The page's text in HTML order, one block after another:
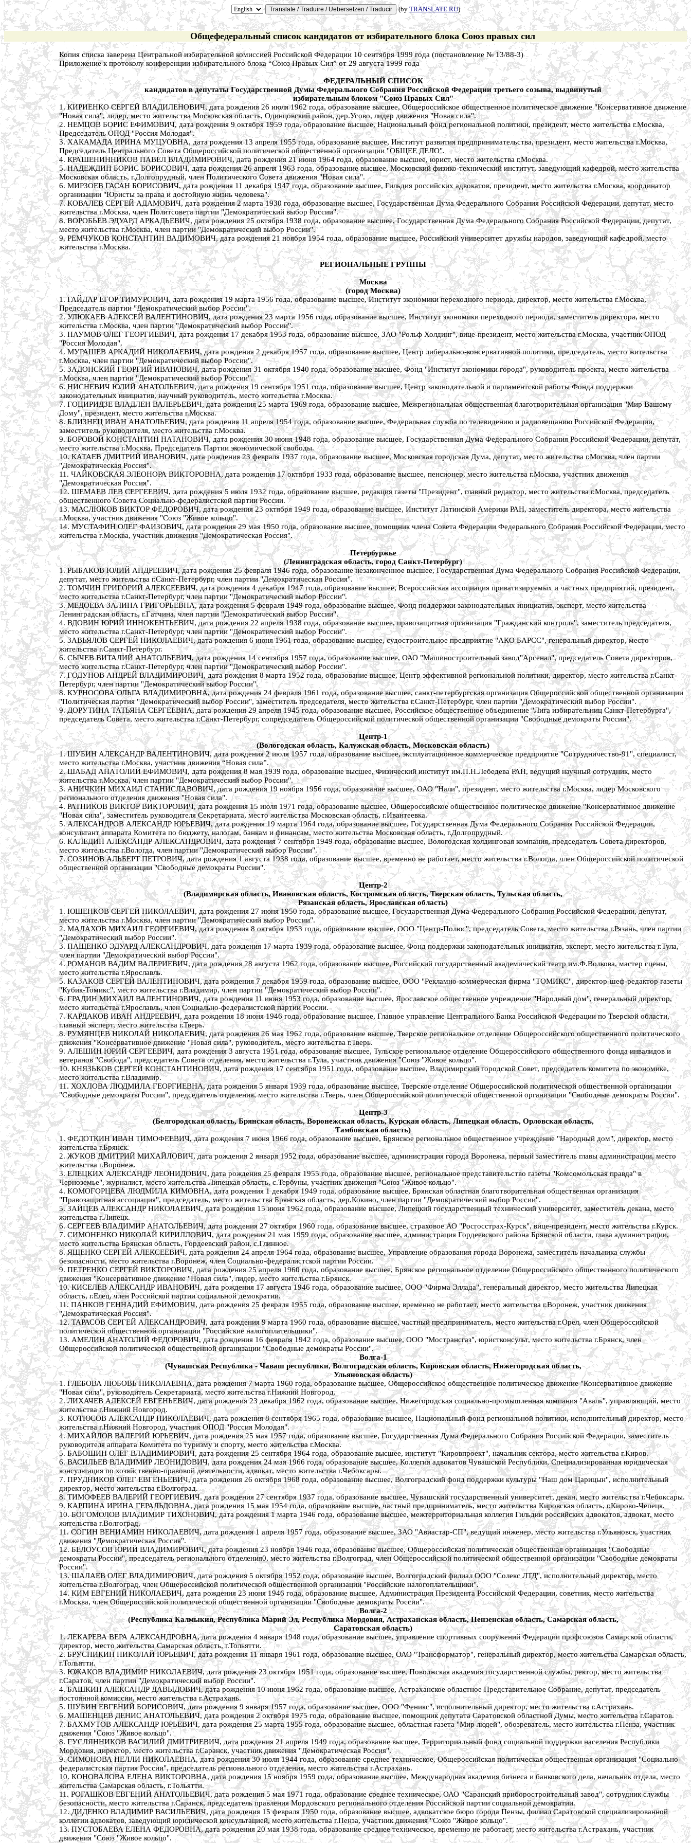
(byTRANSLATE.RU)
Общефедеральный список кандидатов от избирательного блока Союз правых сил
Копия списка заверена Центральной избирательной комиссией Российской Федерации 10 сентября 1999 года (постановление № 13/88-3)
Приложение к протоколу конференции избирательного блока “Союз Правых Сил” от 29 августа 1999 года
ФЕДЕРАЛЬНЫЙ СПИСОК
кандидатов в депутаты Государственной Думы Федерального Собрания Российской Федерации третьего созыва, выдвинутый
избирательным блоком "Союз Правых Сил"
1. КИРИЕНКО СЕРГЕЙ ВЛАДИЛЕНОВИЧ, дата рождения 26 июля 1962 года, образование высшее, Общероссийское общественное политическое движение "Консервативное движение
"Новая сила", лидер, место жительства Московская область, Одинцовский район, дер.Усово, лидер движения "Новая сила".
2. НЕМЦОВ БОРИС ЕФИМОВИЧ, дата рождения 9 октября 1959 года, образование высшее, Национальный фонд региональной политики, президент, место жительства г.Москва,
Председатель ОПОД "Россия Молодая".
3. ХАКАМАДА ИРИНА МУЦУОВНА, дата рождения 13 апреля 1955 года, образование высшее, Институт развития предпринимательства, президент, место жительства г.Москва,
Председатель Центрального Совета Общероссийской политической общественной организации "ОБЩЕЕ ДЕЛО".
4. КРАШЕНИННИКОВ ПАВЕЛ ВЛАДИМИРОВИЧ, дата рождения 21 июня 1964 года, образование высшее, юрист, место жительства г.Москва.
5. НАДЕЖДИН БОРИС БОРИСОВИЧ, дата рождения 26 апреля 1963 года, образование высшее, Московский физико-технический институт, заведующий кафедрой, место жительства
Московская область, г.Долгопрудный, член Политического Совета движения "Новая сила".
6. МИРЗОЕВ ГАСАН БОРИСОВИЧ, дата рождения 11 декабря 1947 года, образование высшее, Гильдия российских адвокатов, президент, место жительства г.Москва, координатор
организации "Юристы за права и достойную жизнь человека".
7. КОВАЛЕВ СЕРГЕЙ АДАМОВИЧ, дата рождения 2 марта 1930 года, образование высшее, Государственная Дума Федерального Собрания Российской Федерации, депутат, место
жительства г.Москва, член Политсовета партии "Демократический выбор России".
8. ВОРОБЬЕВ ЭДУАРД АРКАДЬЕВИЧ, дата рождения 25 октября 1938 года, образование высшее, Государственная Дума Федерального Собрания Российской Федерации, депутат,
место жительства г.Москва, член партии "Демократический выбор России".
9. РЕМЧУКОВ КОНСТАНТИН ВАДИМОВИЧ, дата рождения 21 ноября 1954 года, образование высшее, Российский университет дружбы народов, заведующий кафедрой, место
жительства г.Москва.
РЕГИОНАЛЬНЫЕ ГРУППЫ
Москва
(город Москва)
1. ГАЙДАР ЕГОР ТИМУРОВИЧ, дата рождения 19 марта 1956 года, образование высшее, Институт экономики переходного периода, директор, место жительства г.Москва,
Председатель партии "Демократический выбор России".
2. УЛЮКАЕВ АЛЕКСЕЙ ВАЛЕНТИНОВИЧ, дата рождения 23 марта 1956 года, образование высшее, Институт экономики переходного периода, заместитель директора, место
жительства г.Москва, член партии "Демократический выбор России".
3. НАУМОВ ОЛЕГ ГЕОРГИЕВИЧ, дата рождения 17 декабря 1953 года, образование высшее, ЗАО "Рольф Холдинг", вице-президент, место жительства г.Москва, участник ОПОД
"Россия Молодая".
4. МУРАШЕВ АРКАДИЙ НИКОЛАЕВИЧ, дата рождения 2 декабря 1957 года, образование высшее, Центр либерально-консервативной политики, председатель, место жительства
г.Москва, член партии "Демократический выбор России".
5. ЗАДОНСКИЙ ГЕОРГИЙ ИВАНОВИЧ, дата рождения 31 октября 1940 года, образование высшее, Фонд "Институт экономики города", руководитель проекта, место жительства
г.Москва, член партии "Демократический выбор России".
6. НИСНЕВИЧ ЮЛИЙ АНАТОЛЬЕВИЧ, дата рождения 19 сентября 1951 года, образование высшее, Центр законодательной и парламентской работы Фонда поддержки
законодательных инициатив, научный руководитель, место жительства г.Москва.
7. ГОЦИРИДЗЕ ВЛАДЛЕН ВАЛЕРЬЕВИЧ, дата рождения 25 марта 1969 года, образование высшее, Межрегиональная общественная благотворительная организация "Мир Вашему
Дому", президент, место жительства г.Москва.
8. БЛИЗНЕЦ ИВАН АНАТОЛЬЕВИЧ, дата рождения 11 апреля 1954 года, образование высшее, Федеральная служба по телевидению и радиовещанию Российской Федерации,
заместитель руководителя, место жительства г.Москва.
9. БОРОВОЙ КОНСТАНТИН НАТАНОВИЧ, дата рождения 30 июня 1948 года, образование высшее, Государственная Дума Федерального Собрания Российской Федерации, депутат,
место жительства г.Москва, Председатель Партии экономической свободы.
10. КАТАЕВ ДМИТРИЙ ИВАНОВИЧ, дата рождения 23 февраля 1937 года, образование высшее, Московская городская Дума, депутат, место жительства г.Москва, член партии
"Демократическая Россия".
11. ЧАЙКОВСКАЯ ЭЛЕОНОРА ВИКТОРОВНА, дата рождения 17 октября 1933 года, образование высшее, пенсионер, место жительства г.Москва, участник движения
"Демократическая Россия".
12. ШЕМАЕВ ЛЕВ СЕРГЕЕВИЧ, дата рождения 5 июля 1932 года, образование высшее, редакция газеты "Президент", главный редактор, место жительства г.Москва, председатель
общественного Совета Социально-федералистской партии России.
13. МАСЛЮКОВ ВИКТОР ФЕДОРОВИЧ, дата рождения 23 октября 1949 года, образование высшее, Институт Латинской Америки РАН, заместитель директора, место жительства
г.Москва, участник движения "Союз "Живое кольцо".
14. МУСТАФИН ОЛЕГ ФАИЗОВИЧ, дата рождения 29 мая 1950 года, образование высшее, помощник члена Совета Федерации Федерального Собрания Российской Федерации, место
жительства г.Москва, участник движения "Демократическая Россия".
Петербуржье
(Ленинградская область, город Санкт-Петербург)
1. РЫБАКОВ ЮЛИЙ АНДРЕЕВИЧ, дата рождения 25 февраля 1946 года, образование незаконченное высшее, Государственная Дума Федерального Собрания Российской Федерации,
депутат, место жительства г.Санкт-Петербург, член партии "Демократическая Россия".
2. ТОМЧИН ГРИГОРИЙ АЛЕКСЕЕВИЧ, дата рождения 4 декабря 1947 года, образование высшее, Всероссийская ассоциация приватизируемых и частных предприятий, президент,
место жительства г.Санкт-Петербург, член партии "Демократический выбор России".
3. МЕДОЕВА ЗАЛИНА ГРИГОРЬЕВНА, дата рождения 5 февраля 1949 года, образование высшее, Фонд поддержки законодательных инициатив, эксперт, место жительства
Ленинградская область, г.Гатчина, член партии "Демократический выбор России".
4. ВДОВИН ЮРИЙ ИННОКЕНТЬЕВИЧ, дата рождения 22 апреля 1938 года, образование высшее, правозащитная организация "Гражданский контроль", заместитель председателя,
место жительства г.Санкт-Петербург, член партии "Демократический выбор России".
5. ЗАВЬЯЛОВ СЕРГЕЙ НИКОЛАЕВИЧ, дата рождения 6 июня 1961 года, образование высшее, судостроительное предприятие "АКО БАРСС", генеральный директор, место
жительства г.Санкт-Петербург.
6. СЫЧЕВ ВИТАЛИЙ АНАТОЛЬЕВИЧ, дата рождения 14 сентября 1957 года, образование высшее, ОАО "Машиностроительный завод"Арсенал", председатель Совета директоров,
место жительства г.Санкт-Петербург, член партии "Демократический выбор России".
7. ГОДУНОВ АНДРЕЙ ВЛАДИМИРОВИЧ, дата рождения 8 марта 1952 года, образование высшее, Центр эффективной региональной политики, директор, место жительства г.Санкт-
Петербург, член партии "Демократический выбор России".
8. КУРНОСОВА ОЛЬГА ВЛАДИМИРОВНА, дата рождения 24 февраля 1961 года, образование высшее, санкт-петербургская организация Общероссийской общественной организации
"Политическая партия "Демократический выбор России", заместитель председателя, место жительства г.Санкт-Петербург, член партии "Демократический выбор России".
9. ДОРУТИНА ТАТЬЯНА СЕРГЕЕВНА, дата рождения 29 апреля 1945 года, образование высшее, Российское общественное объединение "Лига избирательниц Санкт-Петербурга",
председатель Совета, место жительства г.Санкт-Петербург, сопредседатель Общероссийской политической общественной организации "Свободные демократы России".
Центр-1
(Вологодская область, Калужская область, Московская область)
1. ШУБИН АЛЕКСАНДР ВАЛЕНТИНОВИЧ, дата рождения 2 июля 1957 года, образование высшее, эксплуатационное коммерческое предприятие "Сотрудничество-91", специалист,
место жительства г.Москва, участник движения “Новая сила”.
2. ШАБАД АНАТОЛИЙ ЕФИМОВИЧ, дата рождения 8 мая 1939 года, образование высшее, Физический институт им.П.Н.Лебедева РАН, ведущий научный сотрудник, место
жительства г.Москва, член партии "Демократический выбор России".
3. АНИЧКИН МИХАИЛ СТАНИСЛАВОВИЧ, дата рождения 19 ноября 1956 года, образование высшее, ОАО "Нали", президент, место жительства г.Москва, лидер Московского
регионального отделения движения "Новая сила".
4. РАТНИКОВ ВИКТОР ВИКТОРОВИЧ, дата рождения 15 июля 1971 года, образование высшее, Общероссийское общественное политическое движение "Консервативное движение
"Новая сила", заместитель руководителя Секретариата, место жительства Московская область, г.Ивантеевка.
5. АЛЕКСАНДРОВ АЛЕКСАНДР ЮРЬЕВИЧ, дата рождения 19 марта 1964 года, образование высшее, Государственная Дума Федерального Собрания Российской Федерации,
консультант аппарата Комитета по бюджету, налогам, банкам и финансам, место жительства Московская область, г.Долгопрудный.
6. КАЛЕДИН АЛЕКСАНДР АЛЕКСАНДРОВИЧ, дата рождения 7 сентября 1949 года, образование высшее, Вологодская холдинговая компания, председатель Совета директоров,
место жительства г.Вологда, член партии "Демократический выбор России".
7. СОЗИНОВ АЛЬБЕРТ ПЕТРОВИЧ, дата рождения 1 августа 1938 года, образование высшее, временно не работает, место жительства г.Вологда, член Общероссийской политической
общественной организации "Свободные демократы России".
Центр-2
(Владимирская область, Ивановская область, Костромская область, Тверская область, Тульская область,
Рязанская область, Ярославская область)
1. ЮШЕНКОВ СЕРГЕЙ НИКОЛАЕВИЧ, дата рождения 27 июня 1950 года, образование высшее, Государственная Дума Федерального Собрания Российской Федерации, депутат,
место жительства г.Москва, член партии "Демократический выбор России".
2. МАЛАХОВ МИХАИЛ ГЕОРГИЕВИЧ, дата рождения 8 октября 1953 года, образование высшее, ООО "Центр-Полюс", председатель Совета, место жительства г.Рязань, член партии
"Демократический выбор России".
3. ПАЩЕНКО ЭДУАРД АЛЕКСАНДРОВИЧ, дата рождения 17 марта 1939 года, образование высшее, Фонд поддержки законодательных инициатив, эксперт, место жительства г.Тула,
член партии "Демократический выбор России".
4. РОМАНОВ ВАДИМ ВАЛЕРИЕВИЧ, дата рождения 28 августа 1962 года, образование высшее, Российский государственный академический театр им.Ф.Волкова, мастер сцены,
место жительства г.Ярославль.
5. КАЗАКОВ СЕРГЕЙ ВАЛЕНТИНОВИЧ, дата рождения 7 декабря 1959 года, образование высшее, ООО "Рекламно-коммерческая фирма "ТОМИКС", директор-шеф-редактор газеты
"Кубик-Томикс", место жительства г.Владимир, член партии "Демократический выбор России".
6. ГРАДИН МИХАИЛ ВАЛЕНТИНОВИЧ, дата рождения 11 июня 1953 года, образование высшее, Ярославское общественное учреждение "Народный дом", генеральный директор,
место жительства г.Ярославль, член Социально-федералистской партии России.
7. КАРДАКОВ ИВАН АНДРЕЕВИЧ, дата рождения 18 июня 1946 года, образование высшее, Главное управление Центрального Банка Российской Федерации по Тверской области,
главный эксперт, место жительства г.Тверь.
8. РУМЯНЦЕВ НИКОЛАЙ НИКОЛАЕВИЧ, дата рождения 26 мая 1962 года, образование высшее, Тверское региональное отделение Общероссийского общественного политического
движения "Консервативное движение "Новая сила", руководитель, место жительства г.Тверь.
9. АЛЕШИН ЮРИЙ СЕРГЕЕВИЧ, дата рождения 3 августа 1951 года, образование высшее, Тульское региональное отделение Общероссийского общественного фонда инвалидов и
ветеранов "Свобода", председатель Совета отделения, место жительства г.Тула, участник движения "Союз "Живое кольцо".
10. КНЯЗЬКОВ СЕРГЕЙ КОНСТАНТИНОВИЧ, дата рождения 17 сентября 1951 года, образование высшее, Владимирский городской Совет, председатель комитета по экономике,
место жительства г.Владимир.
11. ХОХЛОВА ЛЮДМИЛА ГЕОРГИЕВНА, дата рождения 5 января 1939 года, образование высшее, Тверское отделение Общероссийской политической общественной организации
"Свободные демократы России", председатель отделения, место жительства г.Тверь, член Общероссийской политической общественной организации "Свободные демократы России".
Центр-3
(Белгородская область, Брянская область, Воронежская область, Курская область, Липецкая область, Орловская область,
Тамбовская область)
1. ФЕДОТКИН ИВАН ТИМОФЕЕВИЧ, дата рождения 7 июня 1966 года, образование высшее, Брянское региональное общественное учреждение "Народный дом", директор, место
жительства г.Брянск.
2. ЖУКОВ ДМИТРИЙ МИХАЙЛОВИЧ, дата рождения 2 января 1952 года, образование высшее, администрация города Воронежа, первый заместитель главы администрации, место
жительства г.Воронеж.
3. ЕЛЕЦКИХ АЛЕКСАНДР ЛЕОНИДОВИЧ, дата рождения 25 февраля 1955 года, образование высшее, региональное представительство газеты "Комсомольская правда" в
Черноземье", журналист, место жительства Липецкая область, с.Тербуны, участник движения "Союз "Живое кольцо".
4. КОМОГОРЦЕВА ЛЮДМИЛА КИМОВНА, дата рождения 1 декабря 1949 года, образование высшее, Брянская областная благотворительная общественная организация
"Правозащитная ассоциация", председатель, место жительства Брянская область, дер.Кокино, член партии "Демократический выбор России".
5. ЗАЙЦЕВ АЛЕКСАНДР НИКОЛАЕВИЧ, дата рождения 15 июня 1962 года, образование высшее, Липецкий государственный технический университет, заместитель декана, место
жительства г.Липецк.
6. СЕРГЕЕВ ВЛАДИМИР АНАТОЛЬЕВИЧ, дата рождения 27 октября 1960 года, образование высшее, страховое АО "Росгосстрах-Курск", вице-президент, место жительства г.Курск.
7. СИМОНЕНКО НИКОЛАЙ КИРИЛЛОВИЧ, дата рождения 21 мая 1959 года, образование высшее, администрация Гордеевского района Брянской области, глава администрации,
место жительства Брянская область, Гордеевский район, с.Глинное.
8. ЯЩЕНКО СЕРГЕЙ АЛЕКСЕЕВИЧ, дата рождения 24 апреля 1964 года, образование высшее, Управление образования города Воронежа, заместитель начальника службы
безопасности, место жительства г.Воронеж, член Социально-федералистской партии России.
9. ПЕТРЕНКО СЕРГЕЙ ВИКТОРОВИЧ, дата рождения 25 апреля 1960 года, образование высшее, Брянское региональное отделение Общероссийского общественного политического
движения "Консервативное движение "Новая сила", лидер, место жительства г.Брянск.
10. КИСЕЛЕВ АЛЕКСАНДР ИВАНОВИЧ, дата рождения 17 августа 1946 года, образование высшее, ООО "Фирма Эллада", генеральный директор, место жительства Липецкая
область, г.Елец, член Российской партии социальной демократии.
11. ПАНКОВ ГЕННАДИЙ ЕФИМОВИЧ, дата рождения 25 февраля 1955 года, образование высшее, временно не работает, место жительства г.Воронеж, участник движения
"Демократическая Россия".
12. ТАРАСОВ СЕРГЕЙ АЛЕКСАНДРОВИЧ, дата рождения 9 марта 1960 года, образование высшее, частный предприниматель, место жительства г.Орел, член Общероссийской
политической общественной организации "Российские налогоплательщики".
13. АМЕЛИН АНАТОЛИЙ ФЕДОРОВИЧ, дата рождения 16 февраля 1942 года, образование высшее, ООО "Мострансгаз", юристконсульт, место жительства г.Брянск, член
Общероссийской политической общественной организации "Свободные демократы России".
Волга-1
(Чувашская Республика - Чаваш республики, Волгоградская область, Кировская область, Нижегородская область,
Ульяновская область)
1. ГЛЕБОВА ЛЮБОВЬ НИКОЛАЕВНА, дата рождения 7 марта 1960 года, образование высшее, Общероссийское общественное политическое движение "Консервативное движение
"Новая сила", руководитель Секретариата, место жительства г.Нижний Новгород.
2. ЛИХАЧЕВ АЛЕКСЕЙ ЕВГЕНЬЕВИЧ, дата рождения 23 декабря 1962 года, образование высшее, Нижегородская социально-промышленная компания "Аваль", управляющий, место
жительства г.Нижний Новгород.
3. КОТЮСОВ АЛЕКСАНДР НИКОЛАЕВИЧ, дата рождения 8 сентября 1965 года, образование высшее, Национальный фонд региональной политики, исполнительный директор, место
жительства г.Нижний Новгород, участник ОПОД "Россия Молодая".
4. МИХАЙЛОВ ВАЛЕРИЙ ЮРЬЕВИЧ, дата рождения 25 мая 1957 года, образование высшее, Государственная Дума Федерального Собрания Российской Федерации, заместитель
руководителя аппарата Комитета по туризму и спорту, место жительства г.Москва.
5. БАБОШИН ОЛЕГ ВЛАДИМИРОВИЧ, дата рождения 25 сентября 1964 года, образование высшее, институт "Кировпроект", начальник сектора, место жительства г.Киров.
6. ВАСИЛЬЕВ ВЛАДИМИР ЛЕОНИДОВИЧ, дата рождения 24 мая 1966 года, образование высшее, Коллегия адвокатов Чувашской Республики, Специализированная юридическая
консультация по хозяйственно-правовой деятельности, адвокат, место жительства г.Чебоксары.
7. ПРУДНИКОВ ОЛЕГ ЕВГЕНЬЕВИЧ, дата рождения 26 октября 1968 года, образование высшее, Волгоградский фонд поддержки культуры "Наш дом Царицын", исполнительный
директор, место жительства г.Волгоград.
8. ТИМОФЕЕВ ВАЛЕРИЙ ГЕОРГИЕВИЧ, дата рождения 27 сентября 1937 года, образование высшее, Чувашский государственный университет, декан, место жительства г.Чебоксары.
9. КАРПИНА ИРИНА ГЕРАЛЬДОВНА, дата рождения 15 мая 1954 года, образование высшее, частный предприниматель, место жительства Кировская область, г.Кирово-Чепецк.
10. БОГОМОЛОВ ВЛАДИМИР ТИХОНОВИЧ, дата рождения 1 марта 1946 года, образование высшее, межтерриториальная коллегия Гильдии российских адвокатов, адвокат, место
жительства г.Волгоград.
11. СОГИН ВЕНИАМИН НИКОЛАЕВИЧ, дата рождения 1 апреля 1957 года, образование высшее, ЗАО "Авиастар-СП", ведущий инженер, место жительства г.Ульяновск, участник
движения "Демократическая Россия".
12. БЕЛОУСОВ ЮРИЙ ВЛАДИМИРОВИЧ, дата рождения 23 ноября 1946 года, образование высшее, Общероссийская политическая общественная организация "Свободные
демократы России", председатель регионального отделения0, место жительства г.Волгоград, член Общероссийской политической общественной организации "Свободные демократы
России".
13. ШАЛАЕВ ОЛЕГ ВЛАДИМИРОВИЧ, дата рождения 5 октября 1952 года, образование высшее, Волгоградский филиал ООО "Солекс ЛТД", исполнительный директор, место
жительства г.Волгоград, член Общероссийской политической общественной организации "Российские налогоплательщики".
14. КИМ ЕВГЕНИЙ НИКОЛАЕВИЧ, дата рождения 23 июня 1946 года, образование высшее, Администрация Президента Российской Федерации, советник, место жительства
г.Москва, член Общероссийской политической общественной организации "Свободные демократы России".
Волга-2
(Республика Калмыкия, Республика Марий Эл, Республика Мордовия, Астраханская область, Пензенская область, Самарская область,
Саратовская область)
1. ЛЕКАРЕВА ВЕРА АЛЕКСАНДРОВНА, дата рождения 4 января 1948 года, образование высшее, управление спортивных сооружений Федерации профсоюзов Самарской области,
директор, место жительства Самарская область, г.Тольятти.
2. БРУСНИКИН НИКОЛАЙ ЮРЬЕВИЧ, дата рождения 11 января 1961 года, образование высшее, ОАО "Трансформатор", генеральный директор, место жительства Самарская область,
г.Тольятти.
3. ЮЖАКОВ ВЛАДИМИР НИКОЛАЕВИЧ, дата рождения 23 октября 1951 года, образование высшее, Поволжская академия государственной службы, ректор, место жительства
г.Саратов, член партии "Демократический выбор России".
4. БАШКИН АЛЕКСАНДР ДАВЫДОВИЧ, дата рождения 10 июня 1962 года, образование высшее, Астраханское областное Представительное Собрание, депутат, председатель
постоянной комиссии, место жительства г.Астрахань.
5. ШУБИН ЕВГЕНИЙ БОРИСОВИЧ, дата рождения 9 января 1957 года, образование высшее, ООО "Феникс", исполнительный директор, место жительства г.Астрахань.
6. МАШЕНЦЕВ ДЕНИС АНАТОЛЬЕВИЧ, дата рождения 2 октября 1975 года, образование высшее, помощник депутата Саратовской областной Думы, место жительства г.Саратов.
7. БАХМУТОВ АЛЕКСАНДР ЮРЬЕВИЧ, дата рождения 25 марта 1955 года, образование высшее, областная газета "Мир людей", обозреватель, место жительства г.Пенза, участник
движения "Союз "Живое кольцо".
8. ГУСЛЯННИКОВ ВАСИЛИЙ ДМИТРИЕВИЧ, дата рождения 21 апреля 1949 года, образование высшее, Территориальный фонд социальной поддержки населения Республики
Мордовия, директор, место жительства г.Саранск, участник движения "Демократическая Россия".
9. СИМОНОВА НЕЛЛИ НИКОЛАЕВНА, дата рождения 30 июля 1944 года, образование среднее техническое, Общероссийская политическая общественная организация "Социально-
федералистская партия России", председатель регионального отделения, место жительства г.Астрахань.
10. КОНОВАЛОВА ЕЛЕНА ВИКТОРОВНА, дата рождения 15 ноября 1959 года, образование высшее, Международная академия бизнеса и банковского дела, начальник отдела, место
жительства Самарская область, г.Тольятти.
11. РОГАШКОВ ЕВГЕНИЙ АНАТОЛЬЕВИЧ, дата рождения 5 мая 1971 года, образование среднее техническое, ОАО "Саранский приборостроительный завод", сотрудник службы
безопасности, место жительства г.Саранск, председатель правления Мордовского регионального отделения Российской партии социальной демократии.
12. ДИДЕНКО ВЛАДИМИР ВАСИЛЬЕВИЧ, дата рождения 15 февраля 1950 года, образование высшее, адвокатское бюро города Пензы, филиал Саратовской специализированной
коллегии адвокатов, заведующий юридической консультацией, место жительства г.Пенза, участник движения "Союз "Живое кольцо".
13. ПУСТОБАЕВА ЕЛЕНА ФЕДОРОВНА, дата рождения 20 мая 1938 года, образование среднее техническое, временно не работает, место жительства г.Астрахань, участник
движения "Союз "Живое кольцо".